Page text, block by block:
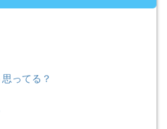
ってる？